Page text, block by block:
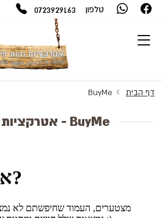
טלפון 0723929163
דף הבית BuyMe
BuyMe - אטרקציות חוות פיליפ